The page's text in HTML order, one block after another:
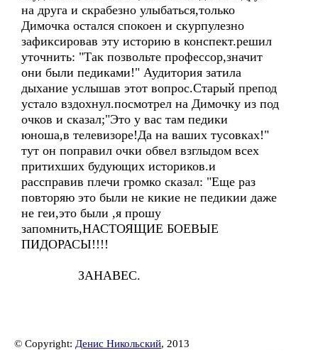
на друга и скрабезно улыбаться,только
Димочка остался спокоен и скурпулезно
зафиксировав эту историю в конспект.решил
уточнить: "Так позвольте профессор,значит
они были педиками!" Аудитория затила
дыхание услышав этот вопрос.Старый препод
устало вздохнул.посмотрел на Димочку из под
очков и сказал;"Это у вас там педики
юноша,в телевизоре!Да на ваших тусовках!"
тут он поправил очки обвел взглыдом всех
притихших будующих историков.и
рассправив плечи громко сказал: "Еще раз
повторяю это были не кикие не педикии даже
не геи,это были ,я прошу
запомнить,НАСТОЯЩИЕ БОЕВЫЕ
ПИДОРАСЫ!!!!
ЗАНАВЕС.
© Copyright: Денис Никольский, 2013